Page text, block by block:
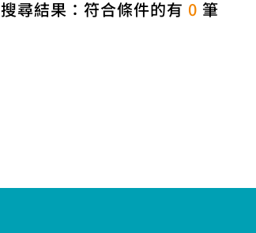
搜尋結果：符合條件的有 0 筆